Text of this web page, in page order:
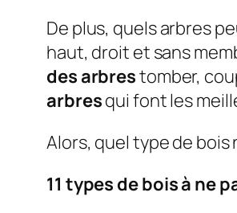
De plus, quels arbres
haut, droit et sans
des arbrestomber,
arbresqui font les
Alors, quel type de
11 types de bois à ne